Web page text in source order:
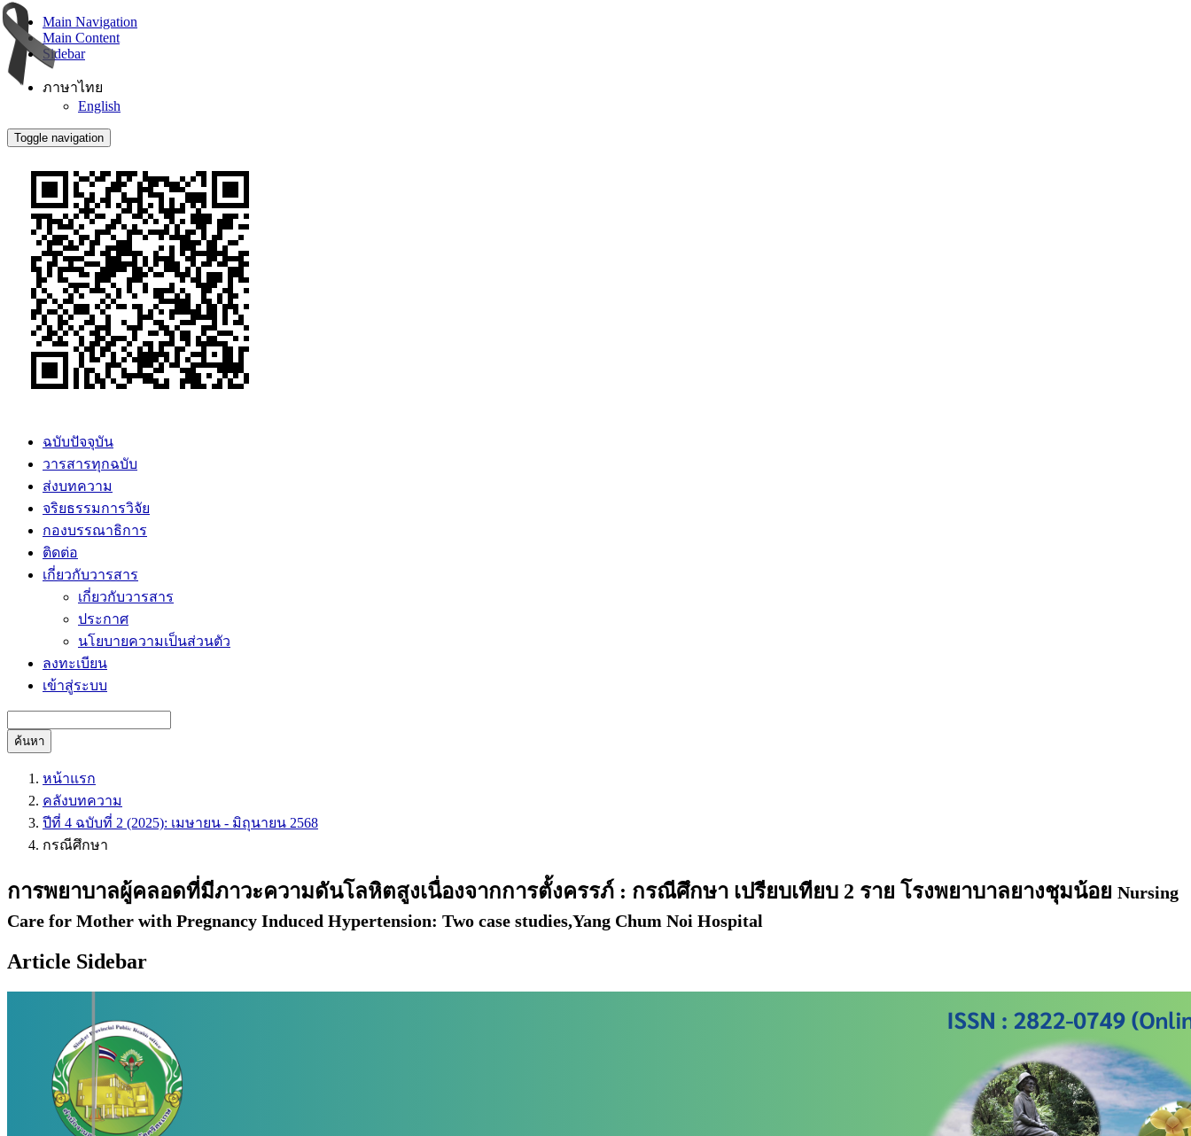
Main Navigation
Main Content
Sidebar
ภาษาไทย
English
Toggle navigation
ฉบับปัจจุบัน
วารสารทุกฉบับ
ส่งบทความ
จริยธรรมการวิจัย
กองบรรณาธิการ
ติดต่อ
เกี่ยวกับวารสาร
เกี่ยวกับวารสาร
ประกาศ
นโยบายความเป็นส่วนตัว
ลงทะเบียน
เข้าสู่ระบบ
ค้นหา
หน้าแรก
คลังบทความ
ปีที่ 4 ฉบับที่ 2 (2025): เมษายน - มิถุนายน 2568
กรณีศึกษา
การพยาบาลผู้คลอดที่มีภาวะความดันโลหิตสูงเนื่องจากการตั้งครรภ์ : กรณีศึกษา เปรียบเทียบ 2 ราย โรงพยาบาลยางชุมน้อย Nursing
Care for Mother with Pregnancy Induced Hypertension: Two case studies,Yang Chum Noi Hospital
Article Sidebar